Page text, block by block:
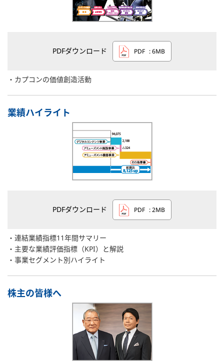
PDFダウンロード PDF : 6MB
カプコンの価値創造活動
業績ハイライト
PDFダウンロード PDF : 2MB
連結業績指標11年間サマリー
主要な業績評価指標（KPI）と解説
事業セグメント別ハイライト
株主の皆様へ